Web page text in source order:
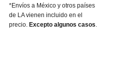
*Envíos a México y otros países
de LA vienen incluido en el
precio.Excepto algunos casos